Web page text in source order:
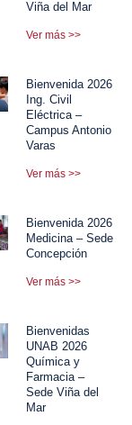
Viña del Mar
Ver más >>
Bienvenida 2026
Ing. Civil
Eléctrica –
Campus Antonio
Varas
Ver más >>
Bienvenida 2026
Medicina – Sede
Concepción
Ver más >>
Bienvenidas
UNAB 2026
Química y
Farmacia –
Sede Viña del
Mar